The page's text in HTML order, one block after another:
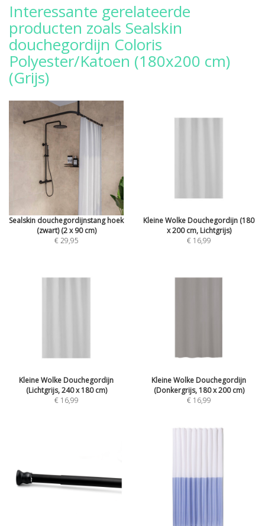
Interessante gerelateerde
producten zoals Sealskin
douchegordijn Coloris
Polyester/Katoen (180x200 cm)
(Grijs)
Sealskin douchegordijnstang hoek
(zwart) (2 x 90 cm)
€ 29,95
Kleine Wolke Douchegordijn (180
x 200 cm, Lichtgrijs)
€ 16,99
Kleine Wolke Douchegordijn
(Lichtgrijs, 240 x 180 cm)
€ 16,99
Kleine Wolke Douchegordijn
(Donkergrijs, 180 x 200 cm)
€ 16,99